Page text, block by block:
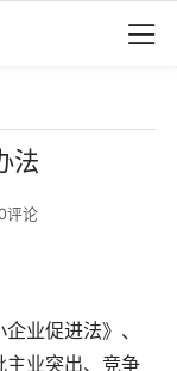
法
评论
业促进法》、
主业突出、竞争